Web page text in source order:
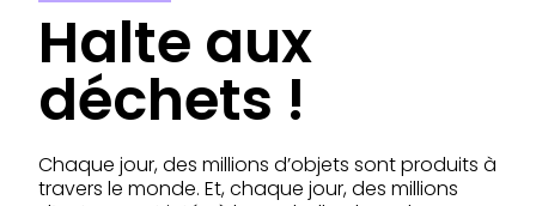
Halte aux
déchets !
Chaque jour, des millions d’objets sont produits à
travers le monde. Et, chaque jour, des millions